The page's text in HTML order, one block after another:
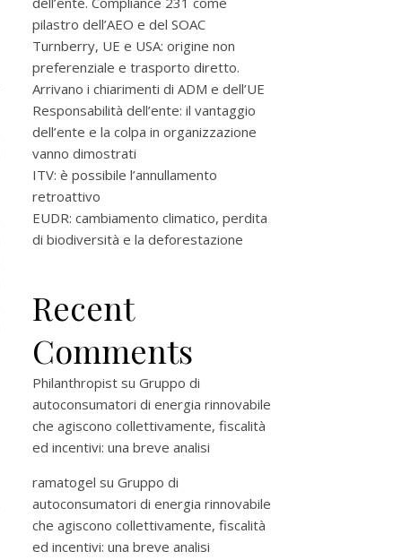
pilastro dell’AEO e del SOAC
Turnberry, UE e USA: origine non
preferenziale e trasporto diretto.
Arrivano i chiarimenti di ADM e dell’UE
Responsabilità dell’ente: il vantaggio
dell’ente e la colpa in organizzazione
vanno dimostrati
ITV: è possibile l’annullamento
retroattivo
EUDR: cambiamento climatico, perdita
di biodiversità e la deforestazione
Recent
Comments
Philanthropist su Gruppo di
autoconsumatori di energia rinnovabile
che agiscono collettivamente, fiscalità
ed incentivi: una breve analisi
ramatogel su Gruppo di
autoconsumatori di energia rinnovabile
che agiscono collettivamente, fiscalità
ed incentivi: una breve analisi